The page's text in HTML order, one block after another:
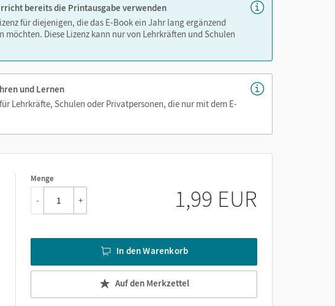
bereits die Printausgabe verwenden
für diejenigen, die das E-Book ein Jahr lang ergänzend
möchten. Diese Lizenz kann nur von Lehrkräften und Schulen
und Lernen
Lehrkräfte, Schulen oder Privatpersonen, die nur mit dem E-
Menge
1
- + 1,99 EUR
In den Warenkorb
Auf den Merkzettel